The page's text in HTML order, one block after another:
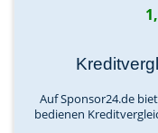
Auf Sponsor24.de
bedienen